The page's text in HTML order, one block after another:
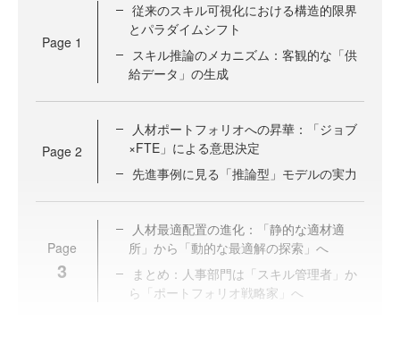
Page 1
従来のスキル可視化における構造的限界
とパラダイムシフト
スキル推論のメカニズム：客観的な「供
給データ」の生成
Page 2
人材ポートフォリオへの昇華：「ジョブ
×FTE」による意思決定
先進事例に見る「推論型」モデルの実力
Page
3
人材最適配置の進化：「静的な適材適
所」から「動的な最適解の探索」へ
まとめ：人事部門は「スキル管理者」か
ら「ポートフォリオ戦略家」へ